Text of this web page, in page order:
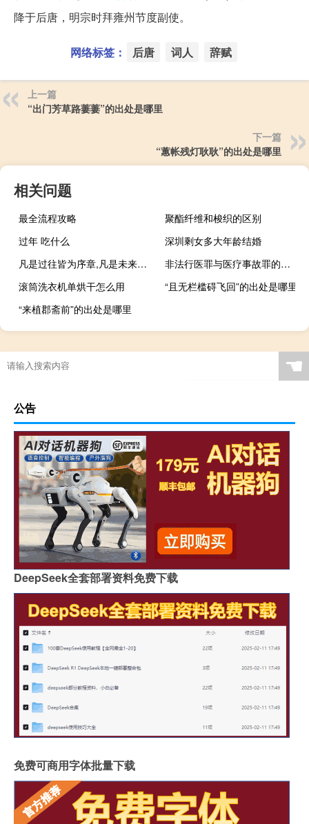
降于后唐，明宗时拜雍州节度副使。
网络标签： 后唐 词人 辞赋
上一篇
“出门芳草路萋萋”的出处是哪里
下一篇
“蕙帐残灯耿耿”的出处是哪里
相关问题
最全流程攻略
聚酯纤维和梭织的区别
过年 吃什么
深圳剩女多大年龄结婚
凡是过往皆为序章,凡是未来皆可期待是什么意思
非法行医罪与医疗事故罪的不同是什么
滚筒洗衣机单烘干怎么用
“且无栏槛碍飞回”的出处是哪里
“来植郡斋前”的出处是哪里
☚
公告
DeepSeek全套部署资料免费下载
免费可商用字体批量下载